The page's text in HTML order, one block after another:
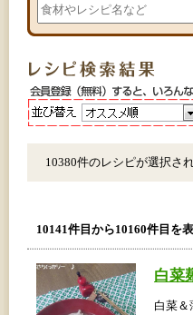
10380件のレシピが選択さ
10141件目から10160件目を
白菜
白菜＆